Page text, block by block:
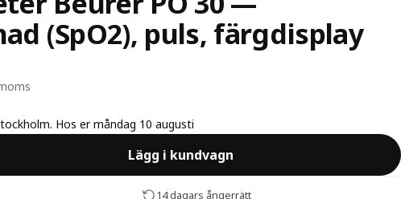
(SpO2), puls, färgdisplay
Hos er måndag 10 augusti
Lägg i kundvagn
14 dagars ångerrätt